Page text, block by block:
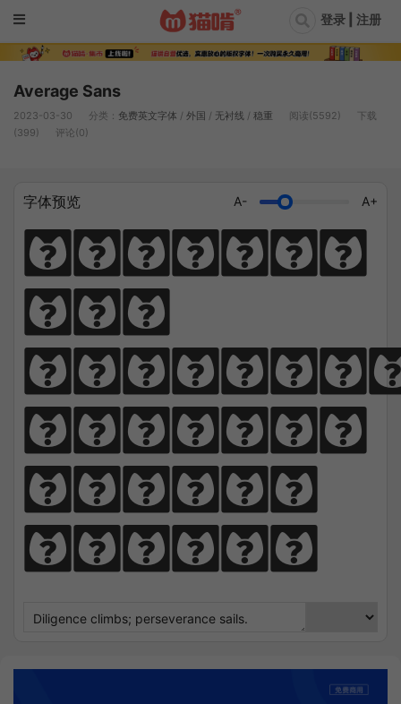
登录 | 注册
Average Sans
2023-03-30 分类： 免费英文字体 / 外国 / 无衬线 / 稳重 阅读(5592)
下载
(399)
评论(0)
字体预览 A- A+
Diligen
ce
climbs;
perseve
rance
sails.